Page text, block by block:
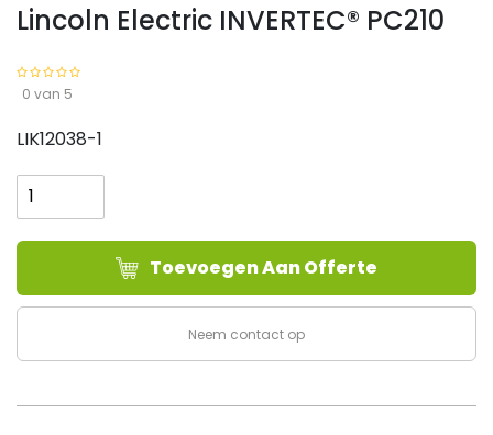
Lincoln Electric INVERTEC® PC210
0 van 5
LIK12038-1
Electric
INVERTEC®
PC210
Toevoegen Aan Offerte
Neem contact op